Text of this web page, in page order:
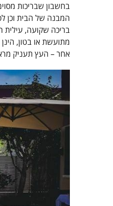
בחשבון שבריכות
המבנה של הבית וכן
בריכה שקועה, עילית
מתועשת או בטון,
אחר – העץ תעניק